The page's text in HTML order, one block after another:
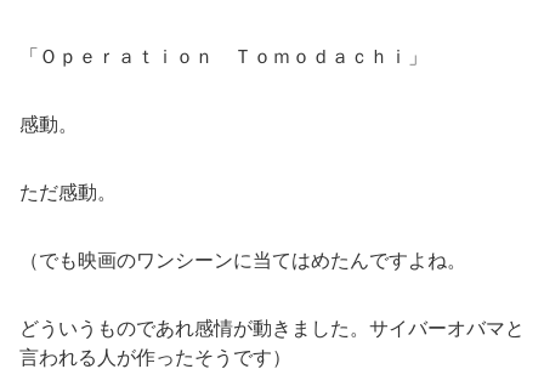
「Ｏｐｅｒａｔｉｏｎ Ｔｏｍｏｄａｃｈｉ」
感動。
ただ感動。
（でも映画のワンシーンに当てはめたんですよね。
どういうものであれ感情が動きました。サイバーオバマと
言われる人が作ったそうです）